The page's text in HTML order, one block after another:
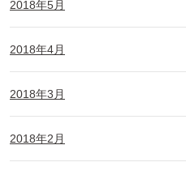
2018年5月
2018年4月
2018年3月
2018年2月